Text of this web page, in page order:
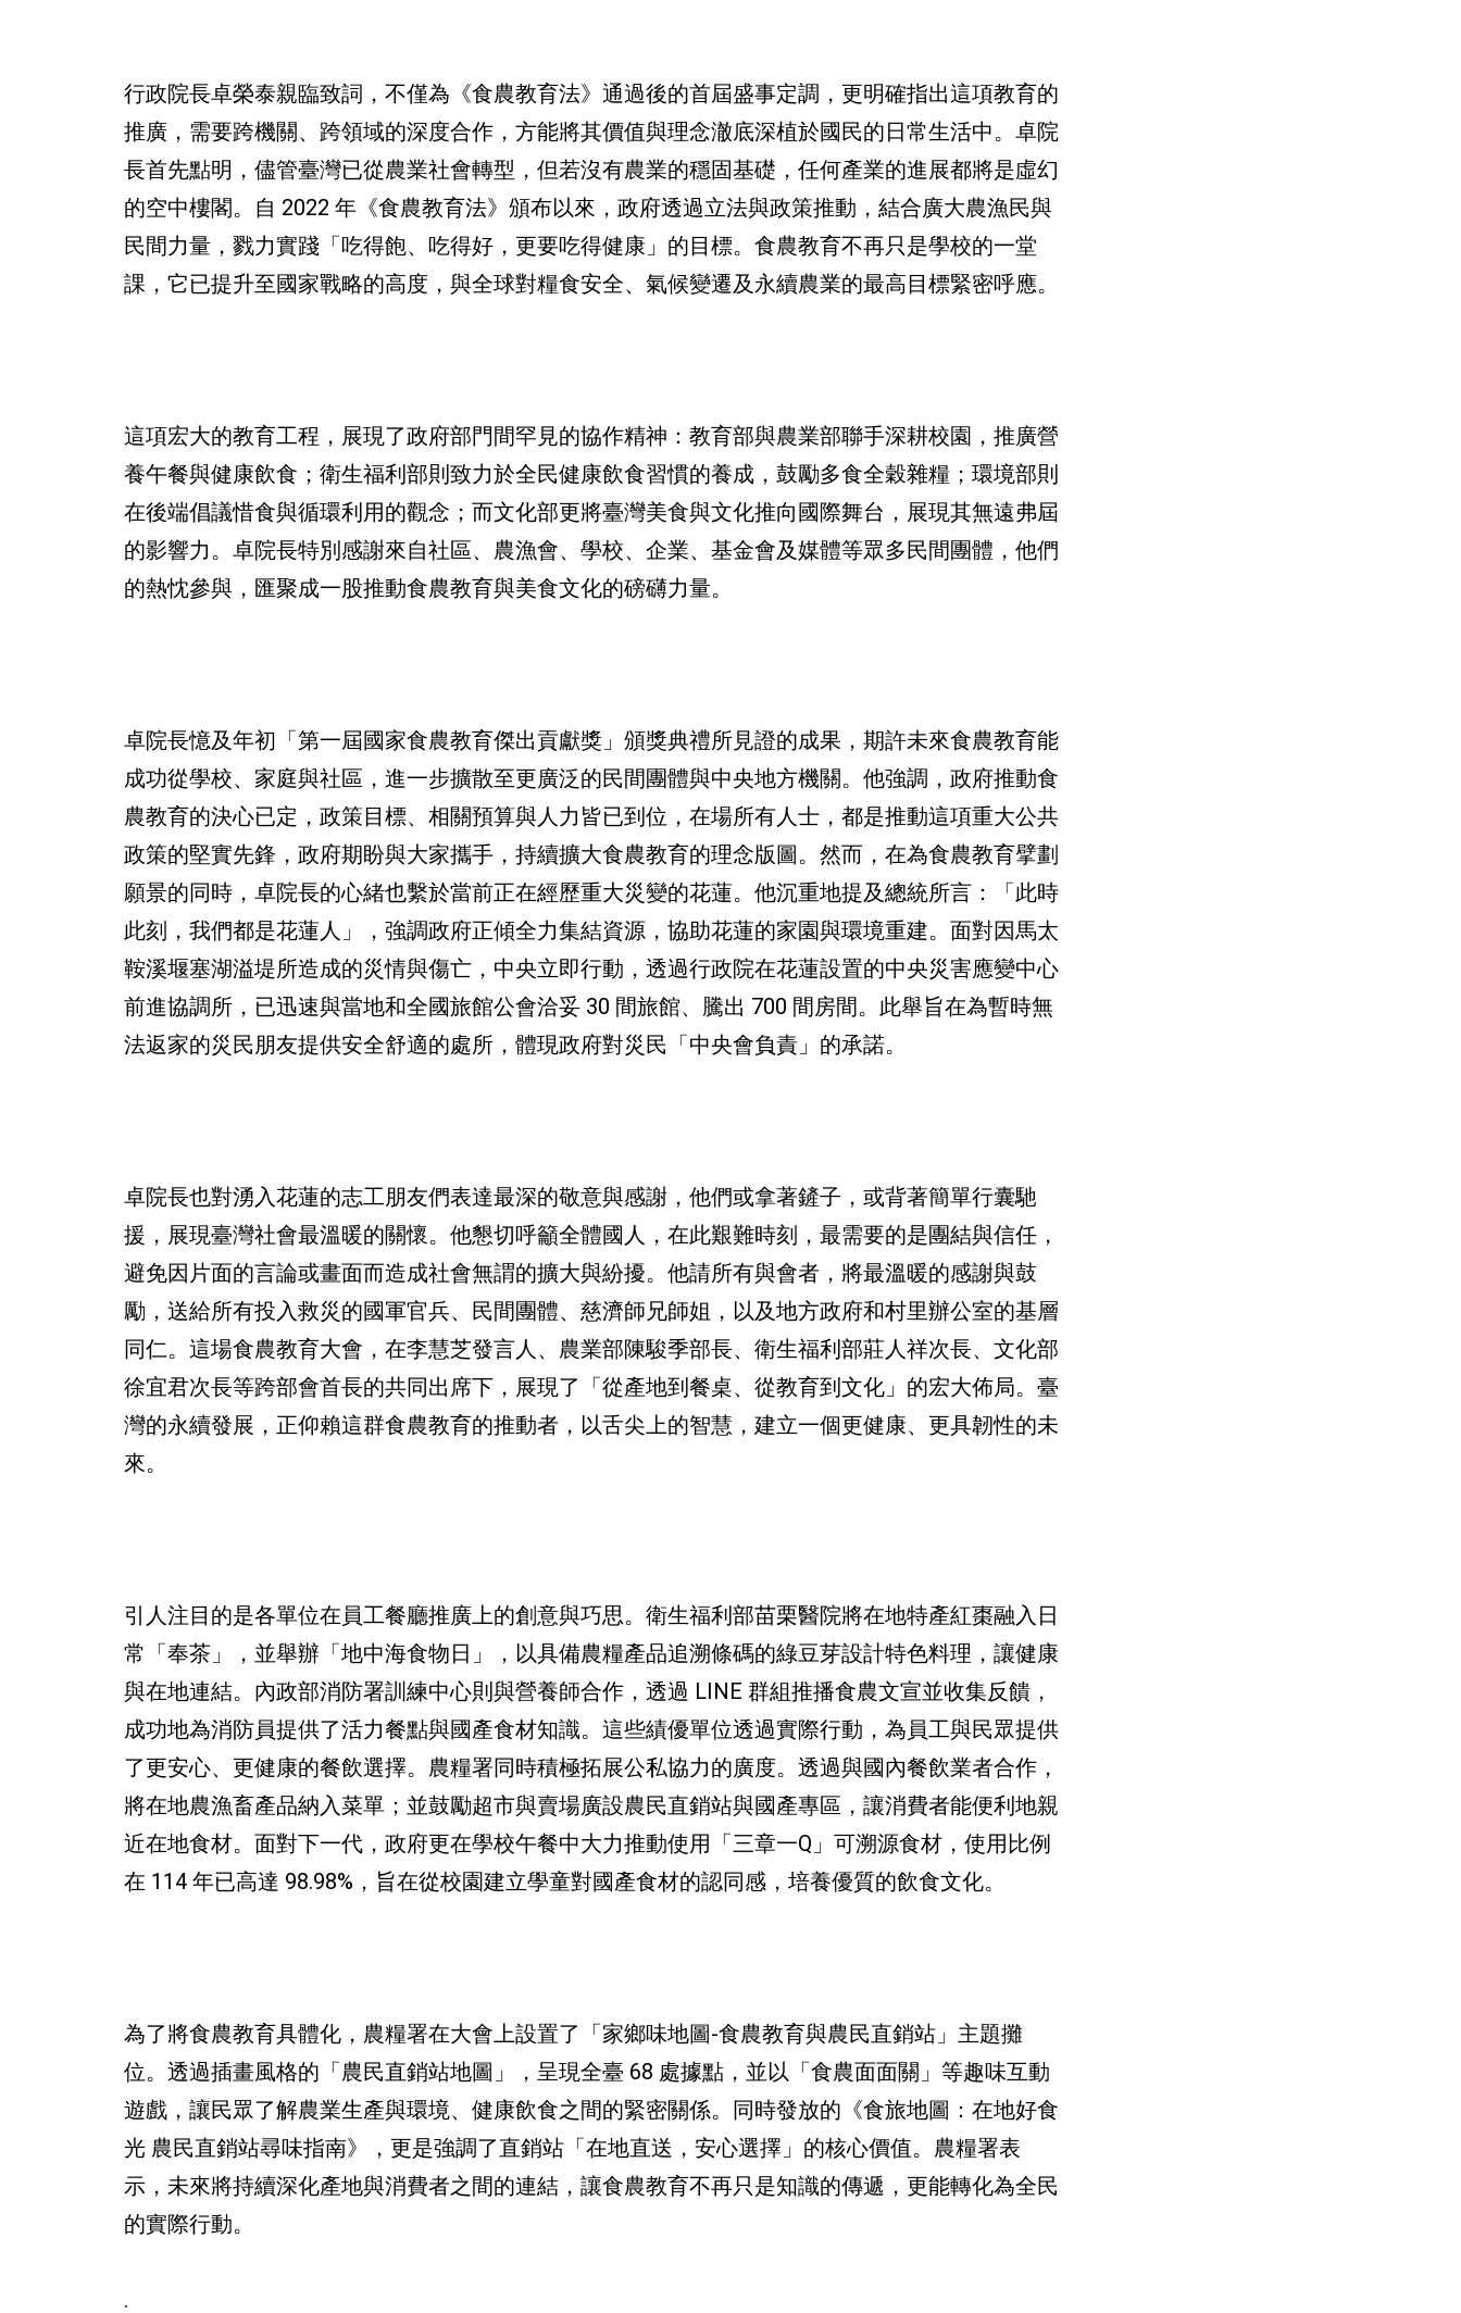
行政院長卓榮泰親臨致詞，不僅為《食農教育法》通過後的首屆盛事定調，更明確指出這項教育的
推廣，需要跨機關、跨領域的深度合作，方能將其價值與理念澈底深植於國民的日常生活中。卓院
長首先點明，儘管臺灣已從農業社會轉型，但若沒有農業的穩固基礎，任何產業的進展都將是虛幻
的空中樓閣。自 2022 年《食農教育法》頒布以來，政府透過立法與政策推動，結合廣大農漁民與
民間力量，戮力實踐「吃得飽、吃得好，更要吃得健康」的目標。食農教育不再只是學校的一堂
課，它已提升至國家戰略的高度，與全球對糧食安全、氣候變遷及永續農業的最高目標緊密呼應。
這項宏大的教育工程，展現了政府部門間罕見的協作精神：教育部與農業部聯手深耕校園，推廣營
養午餐與健康飲食；衛生福利部則致力於全民健康飲食習慣的養成，鼓勵多食全穀雜糧；環境部則
在後端倡議惜食與循環利用的觀念；而文化部更將臺灣美食與文化推向國際舞台，展現其無遠弗屆
的影響力。卓院長特別感謝來自社區、農漁會、學校、企業、基金會及媒體等眾多民間團體，他們
的熱忱參與，匯聚成一股推動食農教育與美食文化的磅礴力量。
卓院長憶及年初「第一屆國家食農教育傑出貢獻獎」頒獎典禮所見證的成果，期許未來食農教育能
成功從學校、家庭與社區，進一步擴散至更廣泛的民間團體與中央地方機關。他強調，政府推動食
農教育的決心已定，政策目標、相關預算與人力皆已到位，在場所有人士，都是推動這項重大公共
政策的堅實先鋒，政府期盼與大家攜手，持續擴大食農教育的理念版圖。然而，在為食農教育擘劃
願景的同時，卓院長的心緒也繫於當前正在經歷重大災變的花蓮。他沉重地提及總統所言：「此時
此刻，我們都是花蓮人」，強調政府正傾全力集結資源，協助花蓮的家園與環境重建。面對因馬太
鞍溪堰塞湖溢堤所造成的災情與傷亡，中央立即行動，透過行政院在花蓮設置的中央災害應變中心
前進協調所，已迅速與當地和全國旅館公會洽妥 30 間旅館、騰出 700 間房間。此舉旨在為暫時無
法返家的災民朋友提供安全舒適的處所，體現政府對災民「中央會負責」的承諾。
卓院長也對湧入花蓮的志工朋友們表達最深的敬意與感謝，他們或拿著鏟子，或背著簡單行囊馳
援，展現臺灣社會最溫暖的關懷。他懇切呼籲全體國人，在此艱難時刻，最需要的是團結與信任，
避免因片面的言論或畫面而造成社會無謂的擴大與紛擾。他請所有與會者，將最溫暖的感謝與鼓
勵，送給所有投入救災的國軍官兵、民間團體、慈濟師兄師姐，以及地方政府和村里辦公室的基層
同仁。這場食農教育大會，在李慧芝發言人、農業部陳駿季部長、衛生福利部莊人祥次長、文化部
徐宜君次長等跨部會首長的共同出席下，展現了「從產地到餐桌、從教育到文化」的宏大佈局。臺
灣的永續發展，正仰賴這群食農教育的推動者，以舌尖上的智慧，建立一個更健康、更具韌性的未
來。
引人注目的是各單位在員工餐廳推廣上的創意與巧思。衛生福利部苗栗醫院將在地特產紅棗融入日
常「奉茶」，並舉辦「地中海食物日」，以具備農糧產品追溯條碼的綠豆芽設計特色料理，讓健康
與在地連結。內政部消防署訓練中心則與營養師合作，透過 LINE 群組推播食農文宣並收集反饋，
成功地為消防員提供了活力餐點與國產食材知識。這些績優單位透過實際行動，為員工與民眾提供
了更安心、更健康的餐飲選擇。農糧署同時積極拓展公私協力的廣度。透過與國內餐飲業者合作，
將在地農漁畜產品納入菜單；並鼓勵超市與賣場廣設農民直銷站與國產專區，讓消費者能便利地親
近在地食材。面對下一代，政府更在學校午餐中大力推動使用「三章一Q」可溯源食材，使用比例
在 114 年已高達 98.98%，旨在從校園建立學童對國產食材的認同感，培養優質的飲食文化。
為了將食農教育具體化，農糧署在大會上設置了「家鄉味地圖-食農教育與農民直銷站」主題攤
位。透過插畫風格的「農民直銷站地圖」，呈現全臺 68 處據點，並以「食農面面關」等趣味互動
遊戲，讓民眾了解農業生產與環境、健康飲食之間的緊密關係。同時發放的《食旅地圖：在地好食
光 農民直銷站尋味指南》，更是強調了直銷站「在地直送，安心選擇」的核心價值。農糧署表
示，未來將持續深化產地與消費者之間的連結，讓食農教育不再只是知識的傳遞，更能轉化為全民
的實際行動。
.